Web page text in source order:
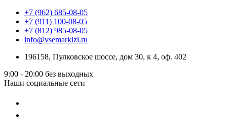
+7 (962) 685-08-05
+7 (911) 100-08-05
+7 (812) 985-08-05
info@vsemarkizi.ru
196158, Пулковское шоссе, дом 30, к 4, оф. 402
9:00 - 20:00 без выходных
Наши социальные сети